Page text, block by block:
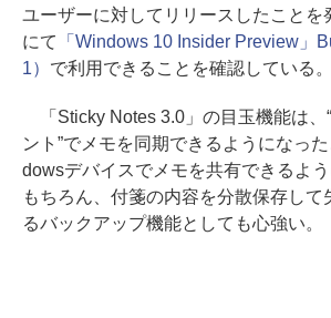
ユーザーに対してリリースしたことを
にて
「Windows 10 Insider Preview」
1） で利用できることを確認している。
「Sticky Notes 3.0」の目玉機能は、
ント”でメモを同期できるようになっ
dowsデバイスでメモを共有できるよ
もちろん、付箋の内容を分散保存して
るバックアップ機能としても心強い。